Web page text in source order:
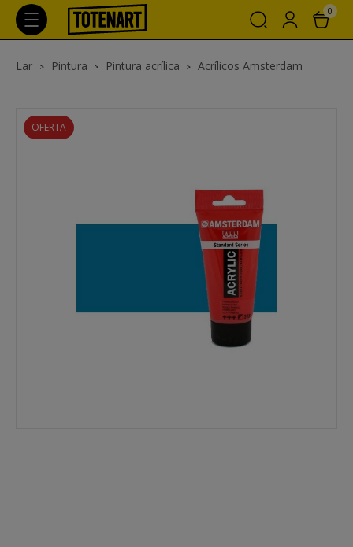
0
Lar Pintura Pintura acrílica Acrílicos Amsterdam
OFERTA